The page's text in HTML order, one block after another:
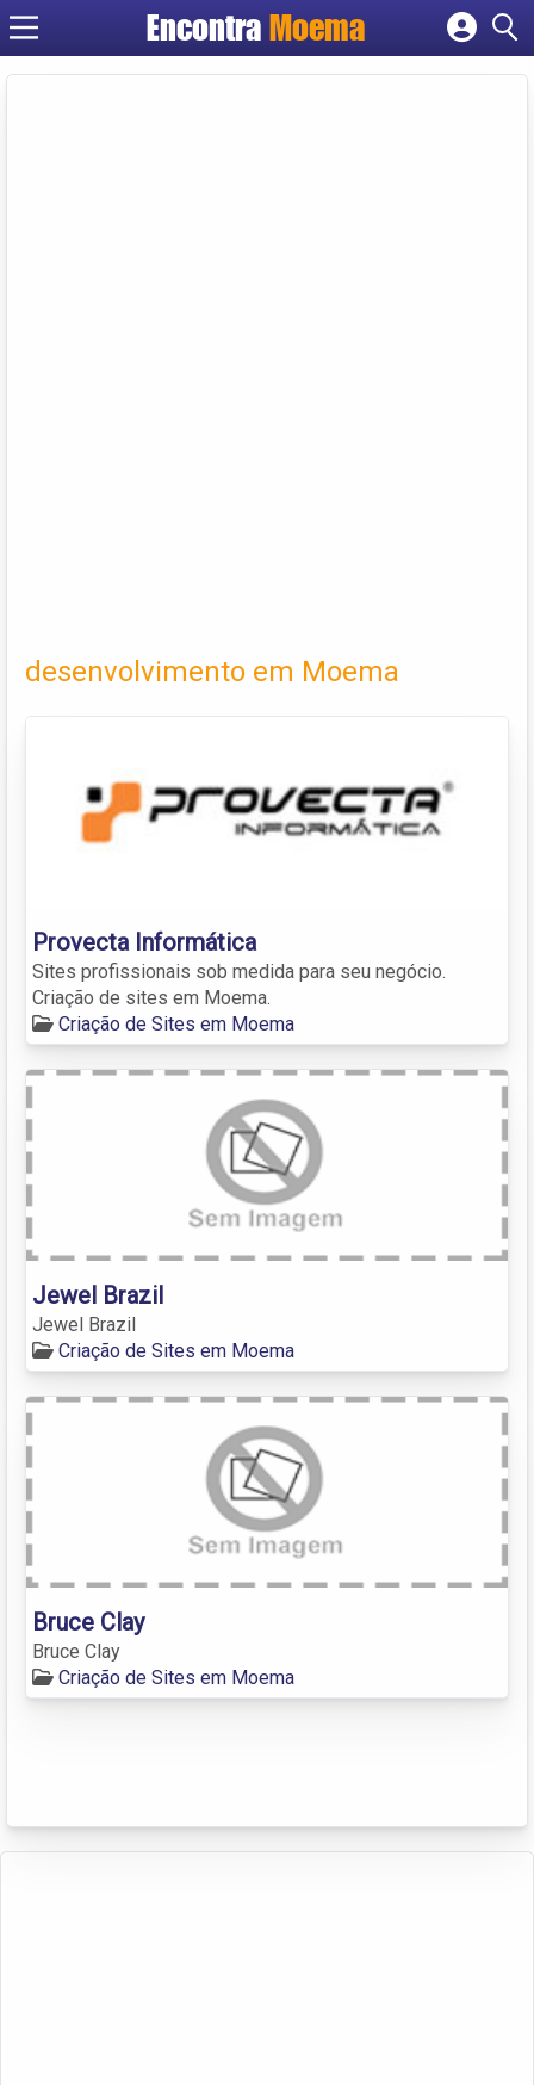
Encontra Moema
desenvolvimento em Moema
Provecta Informática
Sites profissionais sob medida para seu negócio.
Criação de sites em Moema.
Criação de Sites em Moema
Jewel Brazil
Jewel Brazil
Criação de Sites em Moema
Bruce Clay
Bruce Clay
Criação de Sites em Moema